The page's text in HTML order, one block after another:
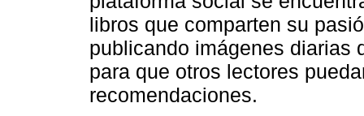
libros que comparten su
publicando imágenes diarias
para que otros lectores
recomendaciones.